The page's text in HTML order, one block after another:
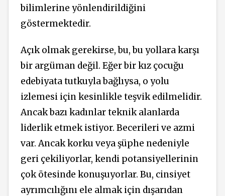
bilimlerine yönlendirildiğini
göstermektedir.
Açık olmak gerekirse, bu, bu yollara karşı
bir argüman değil. Eğer bir kız çocuğu
edebiyata tutkuyla bağlıysa, o yolu
izlemesi için kesinlikle teşvik edilmelidir.
Ancak bazı kadınlar teknik alanlarda
liderlik etmek istiyor. Becerileri ve azmi
var. Ancak korku veya şüphe nedeniyle
geri çekiliyorlar, kendi potansiyellerinin
çok ötesinde konuşuyorlar. Bu, cinsiyet
ayrımcılığını ele almak için dışarıdan